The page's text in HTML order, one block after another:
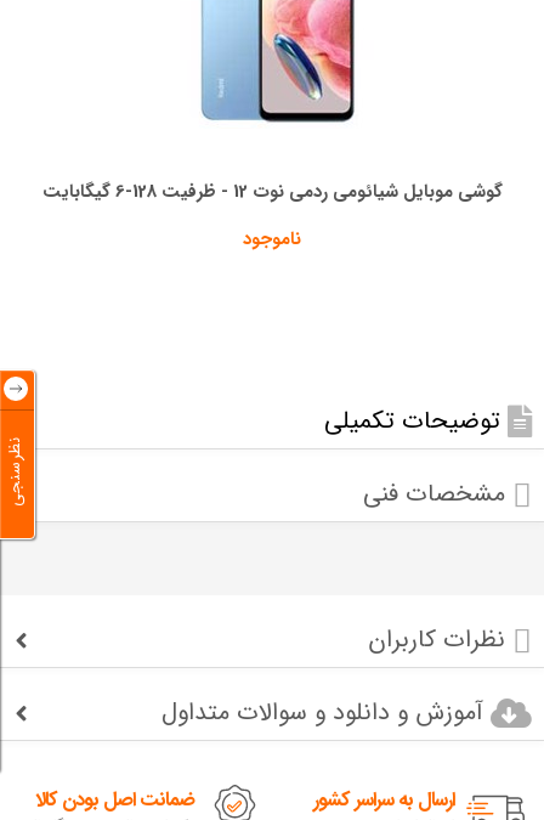
گوشی موبایل شیائومی ردمی نوت 12 - ظرفیت 128-6 گیگابایت
ناموجود
توضیحات تکمیلی
مشخصات فنی
نظرات کاربران
آموزش و دانلود و سوالات متداول
ارسال به سراسر کشور ضمانت اصل بودن کالا
نظرسنجی